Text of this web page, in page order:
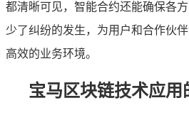
都清晰可见，智能合约还能确保各
少了纠纷的发生，为用户和合作伙
高效的业务环境。
宝马区块链技术应用